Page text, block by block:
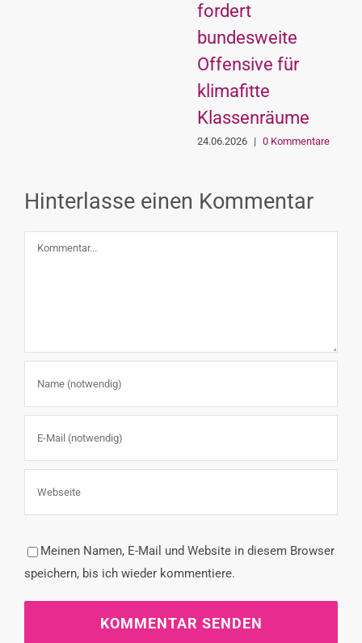
fordert
bundesweite
Offensive für
klimafitte
Klassenräume
24.06.2026 | 0 Kommentare
Hinterlasse einen Kommentar
Kommentar
Meinen Namen, E-Mail und Website in diesem Browser
speichern, bis ich wieder kommentiere.